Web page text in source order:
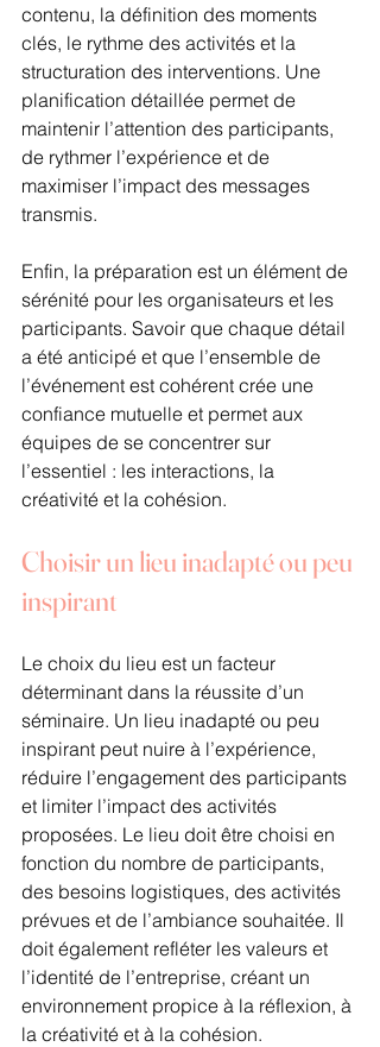
contenu, la définition des moments
clés, le rythme des activités et la
structuration des interventions. Une
planification détaillée permet de
maintenir l’attention des participants,
de rythmer l’expérience et de
maximiser l’impact des messages
transmis.
Enfin, la préparation est un élément de
sérénité pour les organisateurs et les
participants. Savoir que chaque détail
a été anticipé et que l’ensemble de
l’événement est cohérent crée une
confiance mutuelle et permet aux
équipes de se concentrer sur
l’essentiel : les interactions, la
créativité et la cohésion.
Choisir un lieu inadapté ou peu
inspirant
Le choix du lieu est un facteur
déterminant dans la réussite d’un
séminaire. Un lieu inadapté ou peu
inspirant peut nuire à l’expérience,
réduire l’engagement des participants
et limiter l’impact des activités
proposées. Le lieu doit être choisi en
fonction du nombre de participants,
des besoins logistiques, des activités
prévues et de l’ambiance souhaitée. Il
doit également refléter les valeurs et
l’identité de l’entreprise, créant un
environnement propice à la réflexion, à
la créativité et à la cohésion.